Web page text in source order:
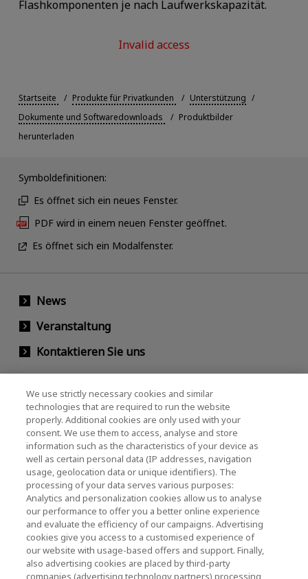
Flashkomponenten je nach Laufwerkskapazität.
Invalid access
Startseite Produkte für Privatkunden
Unterstützung
Dokumente und Softwaredownloads
Produktbilder
herunterladen
Symboldefinitionen:
Es öffnet sich ein neues Fenster.
PDF wird in einem neuen Fenster geöffnet.
Es öffnet sich ein Modalfenster.
News
Veranstaltung
Kontaktieren Sie uns
KIOXIA Holdings Corporation
(Gesellschaftsrecht / Investor Relations)
KIOXIA Holdings Corporation Home
Investorenbeziehungen
Datenschutzerklärung
We use strictly necessary cookies and similar
technologies that are required to run the website
properly. Additional cookies are only used with your
consent. We use them to access, analyse and store
information such as the characteristics of your device as
well as certain personal data (IP addresses, navigation
usage, geolocation data or unique identifiers). The
processing of your data serves various purposes:
Analytics and personalization cookies allow us to analyse
our performance to offer you a better online experience
and evaluate the efficiency of our campaigns. Advertising
cookies give you access to a customised experience of
our website with usage-based offers and support. Finally,
also advertising cookies are placed by third-party
companies (advertising technology partners) processing